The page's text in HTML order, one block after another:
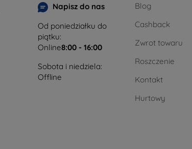
Napisz do nas
Od poniedziałku do
piątku:
Online8:00 - 16:00
Sobota i niedziela:
Offline
Blog
Cashback
Zwrot towaru
Roszczenie
Kontakt
Hurtowy